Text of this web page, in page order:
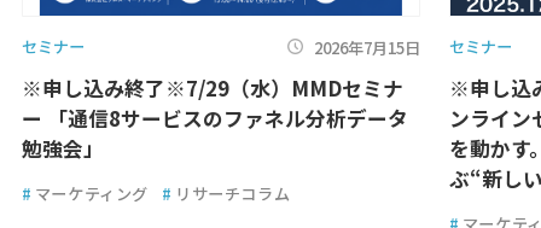
セミナー 2026年7月15日
※申し込み終了※7/29（水）MMDセミナ
ー 「通信8サービスのファネル分析データ
勉強会」
# マーケティング # リサーチコラム
セミナー
※申し込
ンライン
を動かす
ぶ“新し